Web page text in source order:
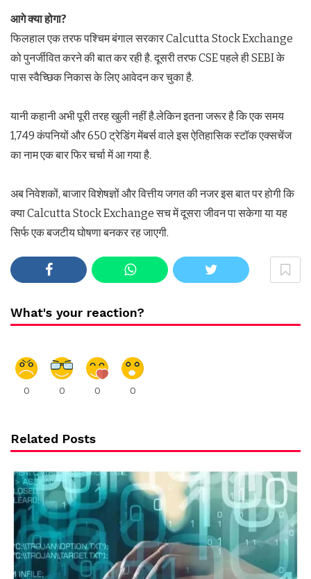
आगे क्या होगा?
फिलहाल एक तरफ पश्चिम बंगाल सरकार Calcutta Stock Exchange
को पुनर्जीवित करने की बात कर रही है. दूसरी तरफ CSE पहले ही SEBI के
पास स्वैच्छिक निकास के लिए आवेदन कर चुका है.
यानी कहानी अभी पूरी तरह खुली नहीं है.लेकिन इतना जरूर है कि एक समय
1,749 कंपनियों और 650 ट्रेडिंग मेंबर्स वाले इस ऐतिहासिक स्टॉक एक्सचेंज
का नाम एक बार फिर चर्चा में आ गया है.
अब निवेशकों, बाजार विशेषज्ञों और वित्तीय जगत की नजर इस बात पर होगी कि
क्या Calcutta Stock Exchange सच में दूसरा जीवन पा सकेगा या यह
सिर्फ एक बजटीय घोषणा बनकर रह जाएगी.
What's your reaction?
0 0 0 0
Related Posts